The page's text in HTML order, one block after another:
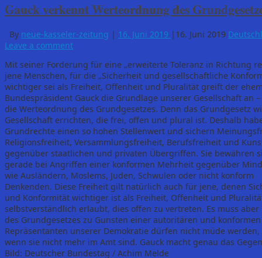
Gauck verkennt Werteordnung des
By neue-kasseler-zeitung | 16. Juni 2019 | 16. Juni 2019
Leave a comment
Mit seiner Forderung für eine „erweiterte Toleranz in Richtung
jene Menschen, für die „Sicherheit und gesellschaftliche
wichtiger sei als Freiheit, Offenheit und Pluralität greift der
Bundespräsident Gauck die Grundlage unserer Gesellschaft an
die Werteordnung des Grundgesetzes. Denn das Grundgesetz
Gesellschaft errichten, die frei, offen und plural ist. Deshalb
Grundrechte einen so hohen Stellenwert und sichern
Religionsfreiheit, Versammlungsfreiheit, Berufsfreiheit und
gegenüber staatlichen und privaten Übergriffen. Sie bewähren
gerade bei Angriffen einer konformen Mehrheit gegenüber
wie Ausländern, Moslems, Juden, Schwulen oder nicht konform
Denkenden. Diese Freiheit gilt natürlich auch für jene, denen
und Konformität wichtiger ist als Freiheit, Offenheit und
selbstverständlich erlaubt, dies offen zu vertreten. Es muss
des Grundgesetzes zu Gunsten einer autoritären und
Repräsentanten unserer Demokratie dürfen nicht müde
wenn sie nicht mehr im Amt sind. Gauck macht genau das
Bild: Deutscher Bundestag / Achim Melde